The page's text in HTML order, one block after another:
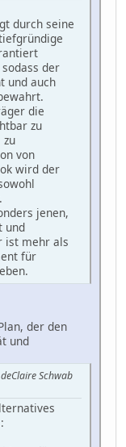
durch seine
der
und auch
die
zu
zu
von
wird der
jenen,
und
ist mehr als
für
der den
und
Schwab